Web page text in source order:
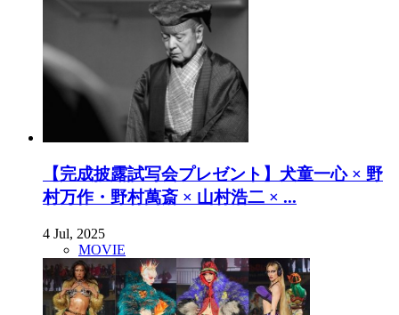
【完成披露試写会プレゼント】犬童一心 × 野
村万作・野村萬斎 × 山村浩二 × ...
4 Jul, 2025
MOVIE